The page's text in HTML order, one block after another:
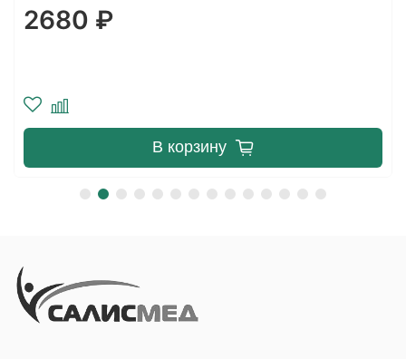
2680 ₽
В корзину